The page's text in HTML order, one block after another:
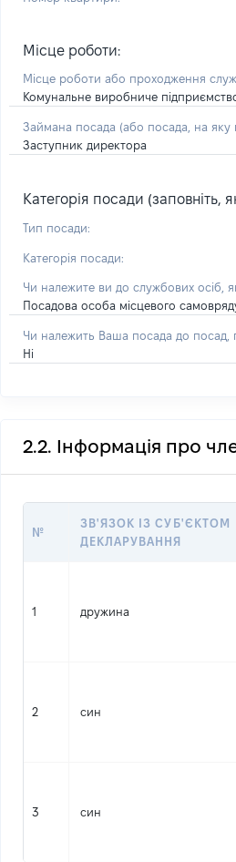
Місце роботи:
Місце роботи або проходження
Комунальне виробниче
Займана посада (або посада, на яку
Заступник директора
Категорія посади (заповніть,
Тип посади:
Категорія посади:
Чи належите ви до службових осіб,
Посадова особа місцевого
Чи належить Ваша посада до посад,
Ні
2.2. Інформація про
№
ЗВ'ЯЗОК ІЗ СУБ'ЄКТОМ
ДЕКЛАРУВАННЯ
1 дружина
2 син
3 син